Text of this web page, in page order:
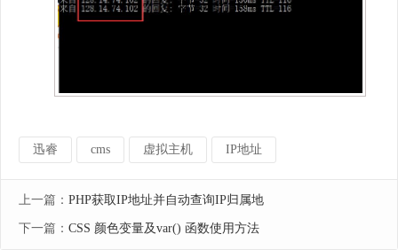
迅睿 cms 虚拟主机 IP地址
上一篇： PHP获取IP地址并自动查询IP归属地
下一篇： CSS 颜色变量及var() 函数使用方法